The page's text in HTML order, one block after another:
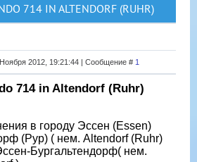
714 IN ALTENDORF (RUHR)
2012, 19:21:44 | Сообщение # 1
714 in Altendorf (Ruhr)
в городу Эссен (Essen)
(Рур) ( нем. Altendorf (Ruhr)
Бургальтендорф( нем.